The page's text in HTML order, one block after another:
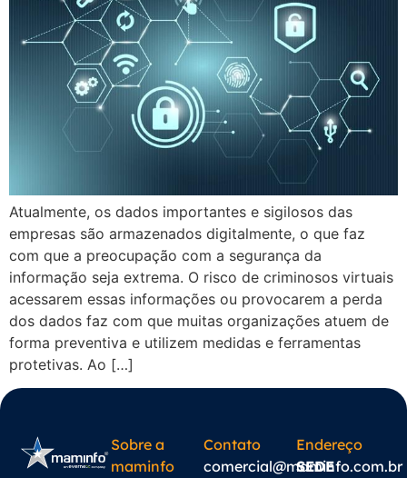
Atualmente, os dados importantes e sigilosos das
empresas são armazenados digitalmente, o que faz
com que a preocupação com a segurança da
informação seja extrema. O risco de criminosos virtuais
acessarem essas informações ou provocarem a perda
dos dados faz com que muitas organizações atuem de
forma preventiva e utilizem medidas e ferramentas
protetivas. Ao […]
Sobre a
maminfo
Contato
comercial@maminfo.com.br
Endereço
SEDE